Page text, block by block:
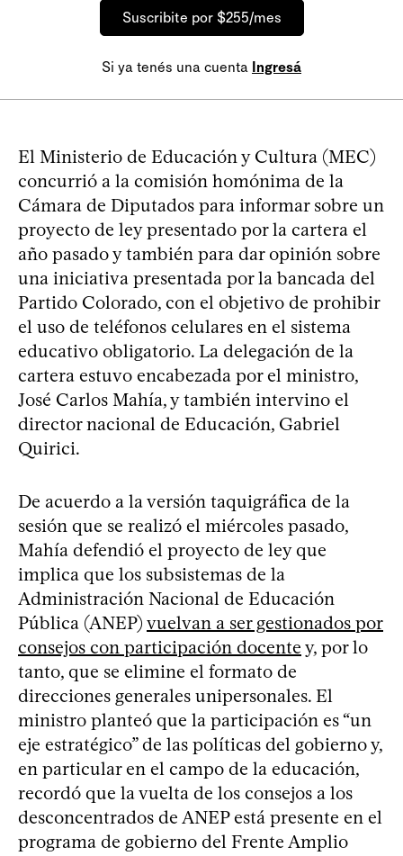
Suscribite por $255/mes
Si ya tenés una cuenta Ingresá
El Ministerio de Educación y Cultura (MEC)
concurrió a la comisión homónima de la
Cámara de Diputados para informar sobre un
proyecto de ley presentado por la cartera el
año pasado y también para dar opinión sobre
una iniciativa presentada por la bancada del
Partido Colorado, con el objetivo de prohibir
el uso de teléfonos celulares en el sistema
educativo obligatorio. La delegación de la
cartera estuvo encabezada por el ministro,
José Carlos Mahía, y también intervino el
director nacional de Educación, Gabriel
Quirici.
De acuerdo a la versión taquigráfica de la
sesión que se realizó el miércoles pasado,
Mahía defendió el proyecto de ley que
implica que los subsistemas de la
Administración Nacional de Educación
Pública (ANEP) vuelvan a ser gestionados por
consejos con participación docente y, por lo
tanto, que se elimine el formato de
direcciones generales unipersonales. El
ministro planteó que la participación es “un
eje estratégico” de las políticas del gobierno y,
en particular en el campo de la educación,
recordó que la vuelta de los consejos a los
desconcentrados de ANEP está presente en el
programa de gobierno del Frente Amplio